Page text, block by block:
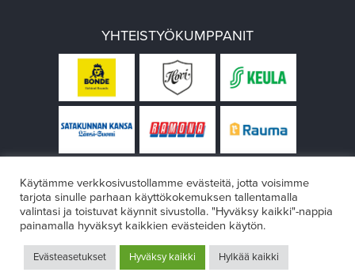
YHTEISTYÖKUMPPANIT
Design:VÄRIKÄS
Käytämme verkkosivustollamme evästeitä, jotta voisimme
tarjota sinulle parhaan käyttökokemuksen tallentamalla
valintasi ja toistuvat käynnit sivustolla. "Hyväksy kaikki"-nappia
painamalla hyväksyt kaikkien evästeiden käytön.
Evästeasetukset Hyväksy kaikki Hylkää kaikki